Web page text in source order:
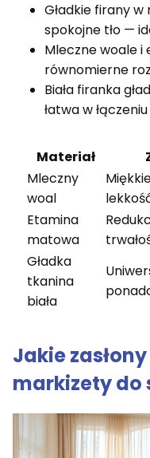
Gładkie firany
spokojne tło —
Mleczne woale i
równomierne
Biała firanka
łatwa w
Materiał
Mleczny
woal
Etamina
matowa
Gładka
tkanina
biała
Jakie
markizety do